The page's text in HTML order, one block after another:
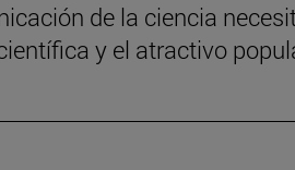
de la ciencia
y el atractivo